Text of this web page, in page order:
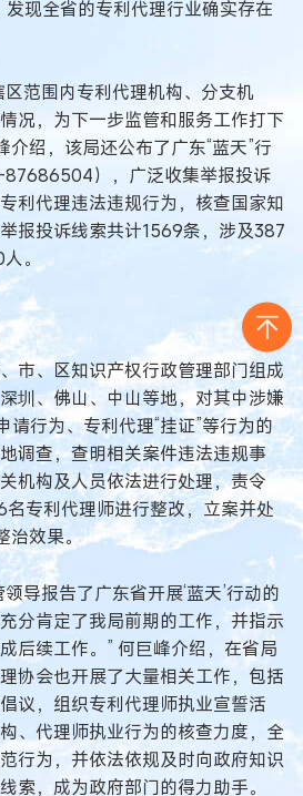
现全省的专利代理行业确实存在
范围内专利代理机构、分支机
况，为下一步监管和服务工作打下
介绍，该局还公布了广东“蓝天”行
），广泛收集举报投诉
利代理违法违规行为，核查国家知
报投诉线索共计1569条，涉及387
。
市、区知识产权行政管理部门组成
圳、佛山、中山等地，对其中涉嫌
请行为、专利代理“挂证”等行为的
调查，查明相关案件违法违规事
机构及人员依法进行处理，责令
专利代理师进行整改，立案并处
治效果。
导报告了广东省开展‘蓝天’行动的
分肯定了我局前期的工作，并指示
后续工作。” 何巨峰介绍，在省局
协会也开展了大量相关工作，包括
议，组织专利代理师执业宣誓活
、代理师执业行为的核查力度，全
行为，并依法依规及时向政府知识
索，成为政府部门的得力助手。